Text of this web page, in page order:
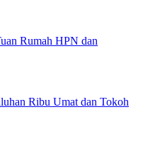
Rumah HPN dan
Ribu Umat dan Tokoh